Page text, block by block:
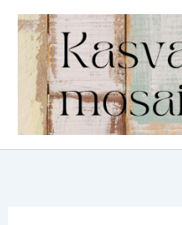
Siirry
sisältöön